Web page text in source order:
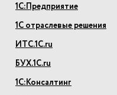
1С:Предприятие
1С отраслевые решения
ИТС.1С.ru
БУХ.1С.ru
1С:Консалтинг